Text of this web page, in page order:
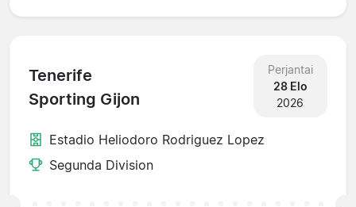
Tenerife
Sporting Gijon
Perjantai
28 Elo
2026
Estadio Heliodoro Rodriguez Lopez
Segunda Division